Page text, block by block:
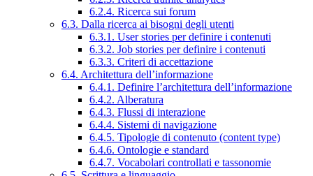
6.2.4. Ricerca sui forum
6.3. Dalla ricerca ai bisogni degli utenti
6.3.1. User stories per definire i contenuti
6.3.2. Job stories per definire i contenuti
6.3.3. Criteri di accettazione
6.4. Architettura dell’informazione
6.4.1. Definire l’architettura dell’informazione
6.4.2. Alberatura
6.4.3. Flussi di interazione
6.4.4. Sistemi di navigazione
6.4.5. Tipologie di contenuto (content type)
6.4.6. Ontologie e standard
6.4.7. Vocabolari controllati e tassonomie